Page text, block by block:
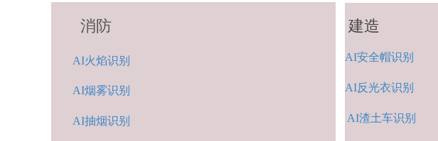
AI火焰识别
AI抽烟识别
AI烟雾识别
建造
AI渣土车识别
AI反光衣识别
AI安全帽识别
消防